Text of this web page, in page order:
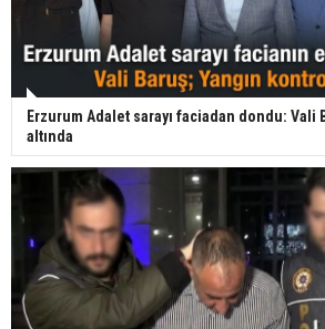
Erzurum Adalet sarayı faciadan dondu: Vali
altında